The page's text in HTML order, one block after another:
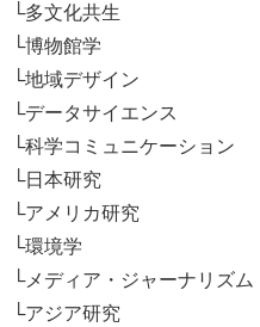
└多文化共生
└博物館学
└地域デザイン
└データサイエンス
└科学コミュニケーション
└日本研究
└アメリカ研究
└環境学
└メディア・ジャーナリズム
└アジア研究